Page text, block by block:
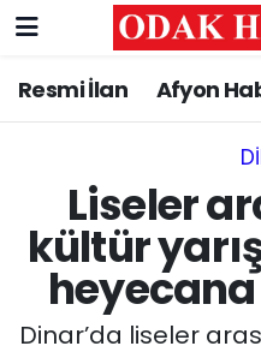
Resmi İlan Afyon
Liseler
kültür
Dinar’da liseler
ASAYİŞ
GÜNCEL
SİYASET
Nöbetçi Eczaneler
Trafik Durumu
Süper Lig Puan
Tüm Manşetler